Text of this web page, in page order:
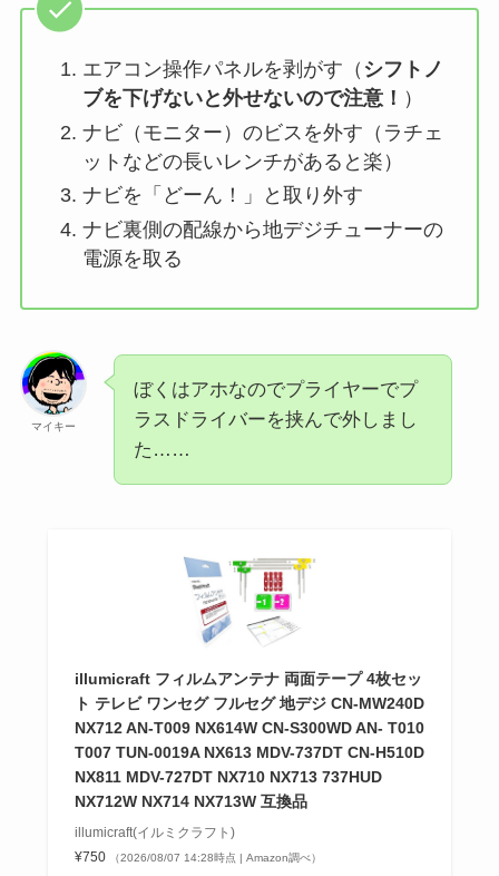
エアコン操作パネルを剥がす（ シフトノ
ブを下げないと外せないので注意！ ）
ナビ（モニター）のビスを外す（ラチェ
ットなどの長いレンチがあると楽）
ナビを「どーん！」と取り外す
ナビ裏側の配線から地デジチューナーの
電源を取る
マイキー
ぼくはアホなのでプライヤーでプ
ラスドライバーを挟んで外しまし
た……
illumicraft フィルムアンテナ 両面テープ 4枚セッ
ト テレビ ワンセグ フルセグ 地デジ CN-MW240D
NX712 AN-T009 NX614W CN-S300WD AN- T010
T007 TUN-0019A NX613 MDV-737DT CN-H510D
NX811 MDV-727DT NX710 NX713 737HUD
NX712W NX714 NX713W 互換品
illumicraft(イルミクラフト)
¥750
（2026/08/07 14:28時点 | Amazon調べ）